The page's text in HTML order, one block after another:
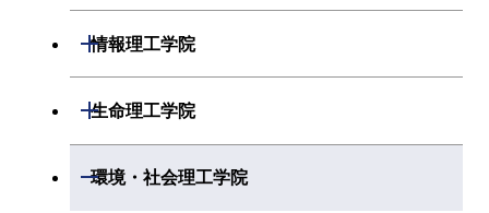
物理学コース
化学系
開閉
エネルギー・情報コース
地球生命コース
専門科目
エネルギーコース
エンジニアリングデザイン
システム制御コース
コース
電気電子系
開閉
エネルギーコース
情報通信コース
経営工学系
開閉
材料系
開閉
エネルギーコース
応用化学コース
専門科目
情報理工学院
開閉
数理・計算科学系
開閉
生命理工学院
開閉
生命理工学系
開閉
環境・社会理工学院
開閉